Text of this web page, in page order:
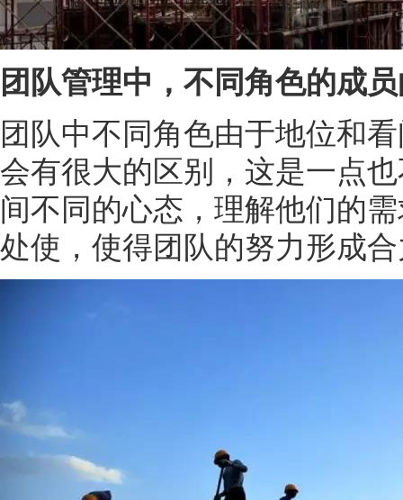
团队管理中，不同角色的成
团队中不同角色由于地位和
会有很大的区别，这是一点
间不同的心态，理解他们的
处使，使得团队的努力形成